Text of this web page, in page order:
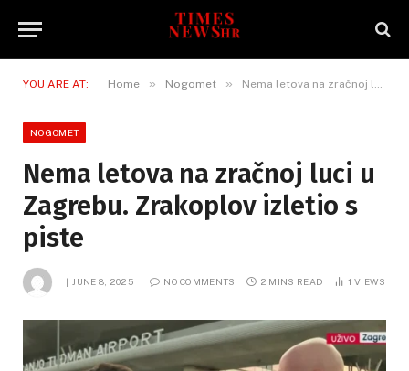
YOU ARE AT: Home » Nogomet » Nema letova na zračnoj luci u Zagrebu. Zrakoplov izletio s piste
NOGOMET
Nema letova na zračnoj luci u
Zagrebu. Zrakoplov izletio s
piste
JUNE 8, 2025 NO COMMENTS 2 MINS READ 1VIEWS